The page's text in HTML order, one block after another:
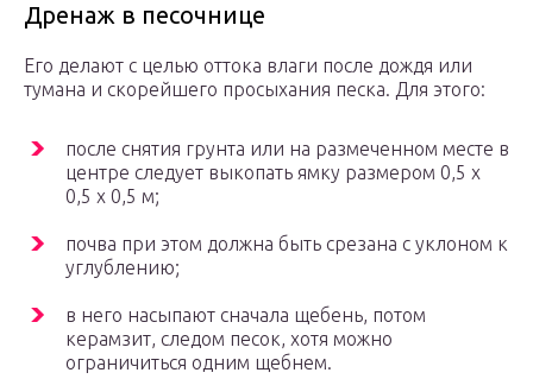
Дренаж в песочнице
Его делают с целью оттока влаги после дождя или
тумана и скорейшего просыхания песка. Для этого:
после снятия грунта или на размеченном месте в
центре следует выкопать ямку размером 0,5 х
0,5 х 0,5 м;
почва при этом должна быть срезана с уклоном к
углублению;
в него насыпают сначала щебень, потом
керамзит, следом песок, хотя можно
ограничиться одним щебнем.